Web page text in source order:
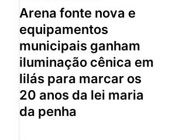
arena fonte nova e
equipamentos
municipais ganham
iluminação cênica em
lilás para marcar os
20 anos da lei maria
da penha